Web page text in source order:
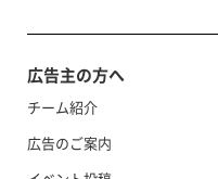
広告主の方へ
チーム紹介
広告のご案内